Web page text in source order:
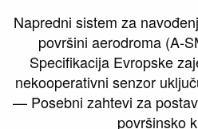
Napredni sistem za
površini aerodroma (A-
Specifikacija Evropske
nekooperativni senzor
— Posebni zahtevi za
površinsko